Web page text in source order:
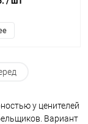
у ценителей
Вариант